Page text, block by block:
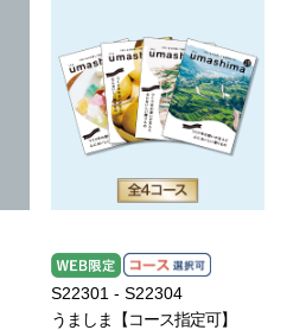
S22301 - S22304
うましま【コース指定可】